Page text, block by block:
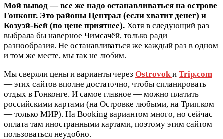
Мой вывод — все же надо останавливаться на острове
Гонконг. Это районы Централ (если хватит денег) и
Козуэй-Бей (по цене приятнее). Хотя в следующий раз
выбрала бы наверное Чимсачёй, только ради
разнообразия. Не останавливаться же каждый раз в одном
и том же месте, мы так не любим.
Мы сверяли цены и варианты через Ostrovok и Trip.com
— этих сайтов вполне достаточно, чтобы спланировать
отдых в Гонконге. И самое главное — можно платить
российскими картами (на Островке любыми, на Трип.ком
— только МИР). На Booking вариантом много, но сейчас
оплата там иностранными картами, поэтому этим сайтом
пользоваться неудобно.